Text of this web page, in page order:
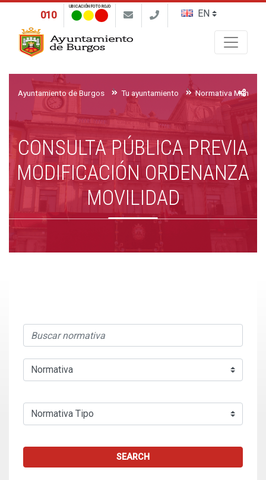
010
UBICACIÓN FOTO ROJO
Ayuntamiento de Burgos Tu ayuntamiento Normativa
CONSULTA PÚBLICA PREVIA
MODIFICACIÓN ORDENANZA
MOVILIDAD
SEARCH